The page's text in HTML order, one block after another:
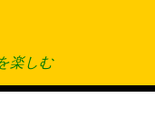
楽しむ